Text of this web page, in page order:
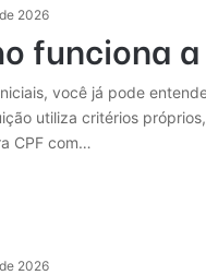
2026
funciona
você já pode
utiliza critérios
CPF com…
2026